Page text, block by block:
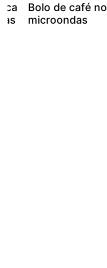
Bolo de café no
microondas